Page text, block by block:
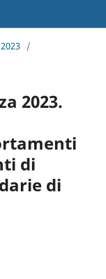
/
2023.
di
di